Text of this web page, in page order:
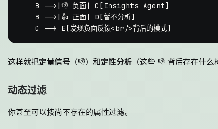
    B -->|👎 负面| C[Insights Agent]
    B -->|👍 正面| D[暂不分析]
这样就把定量信号 （👎）和定性分析 （这些 👎 背后存在什
动态过滤
你甚至可以按尚不存在的属性过滤。